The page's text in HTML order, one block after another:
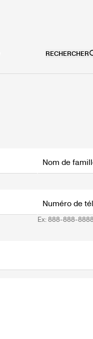
RECHERCHER
Nom de
Numéro de
Ex: 888-888-8888